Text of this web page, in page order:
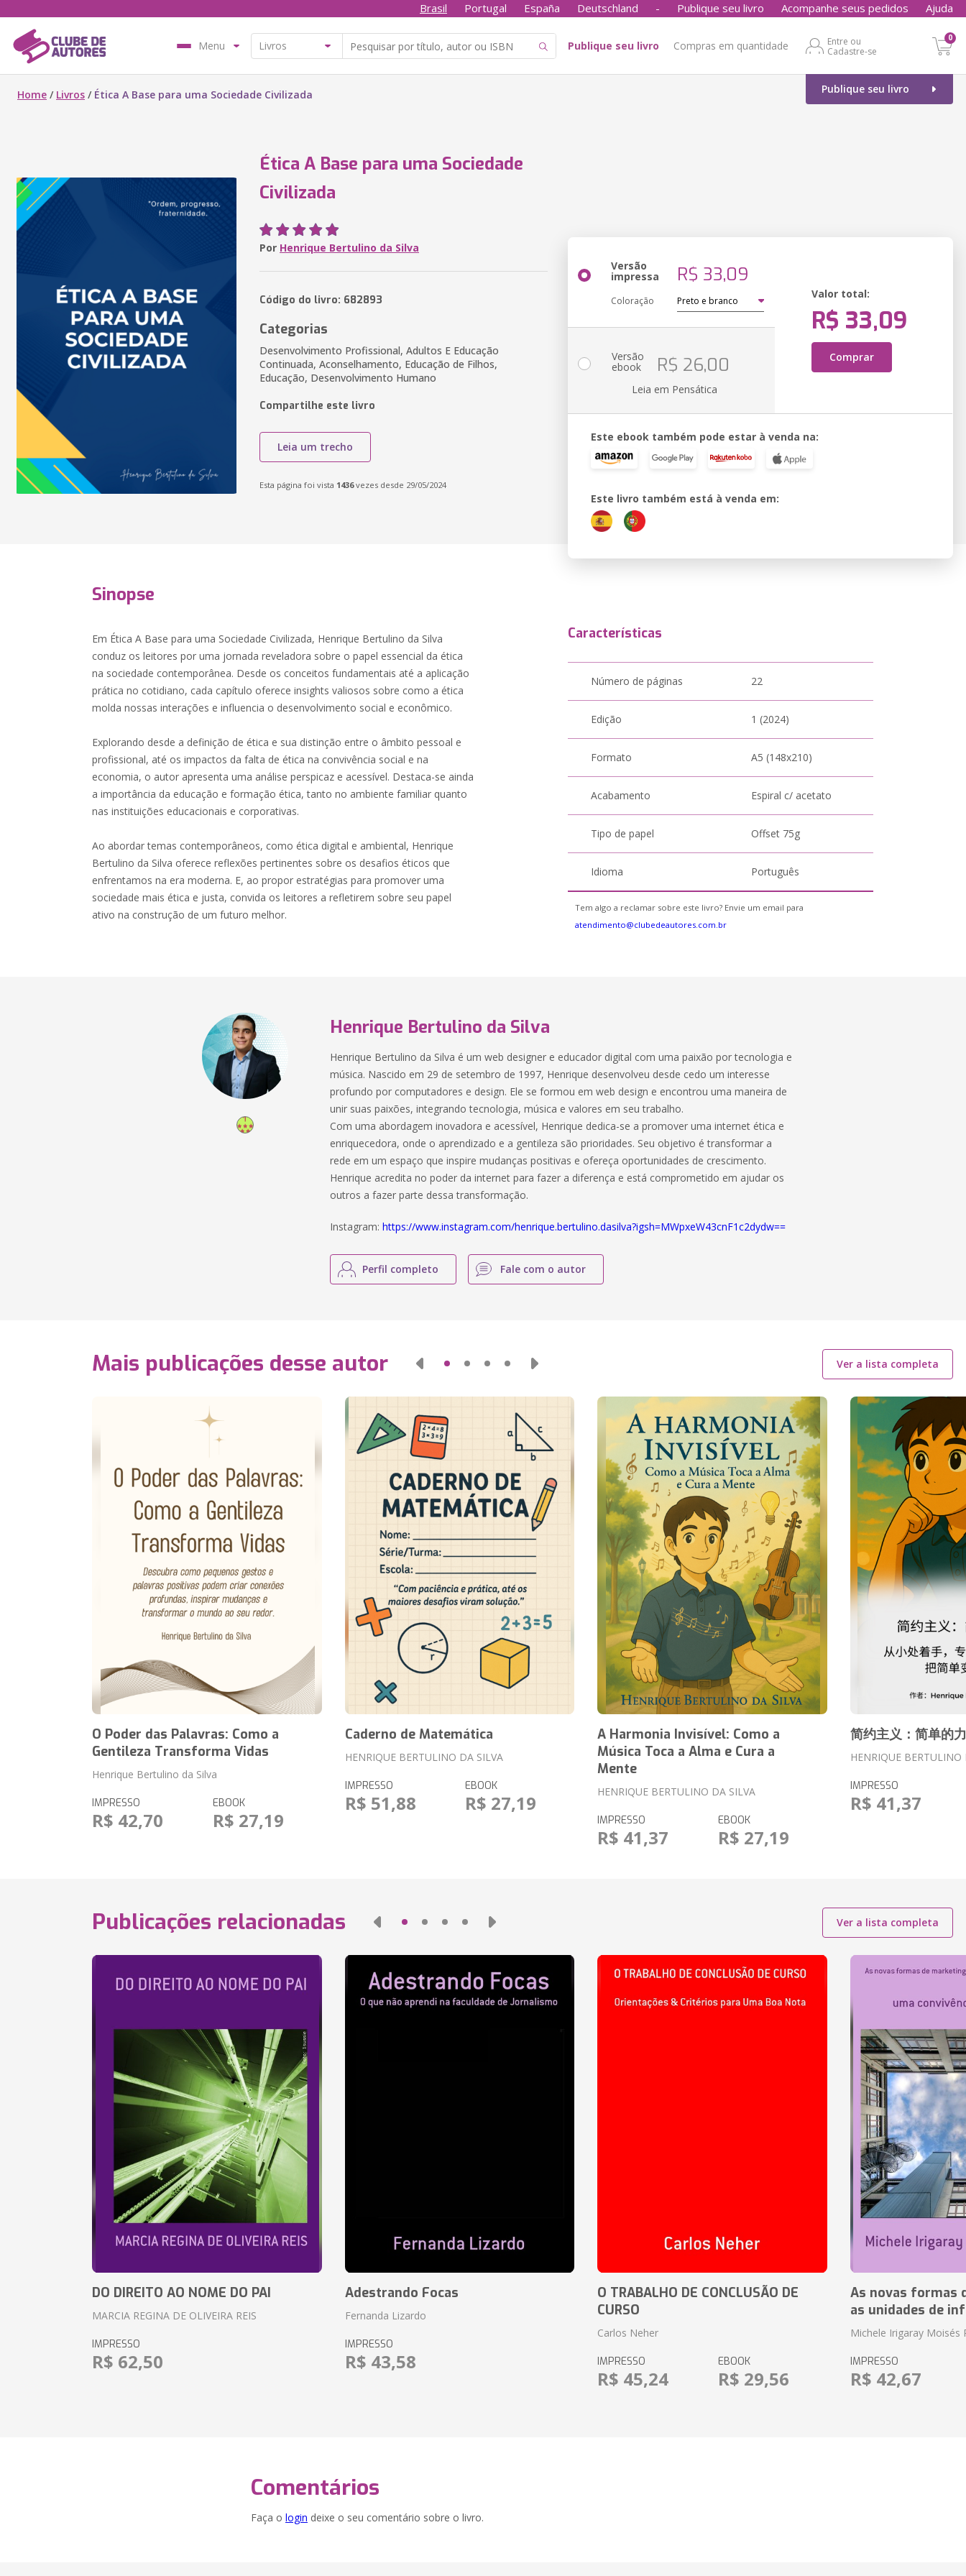
Brasil Portugal España Deutschland - Publique seu livro Acompanhe seus pedidos Ajuda
Menu Publique seu livro Compras em quantidade
Entre ou
Cadastre-se
0
Publique seu livro
Home / Livros / Ética A Base para uma Sociedade Civilizada
Ética A Base para uma Sociedade
Civilizada
Por Henrique Bertulino da Silva
Código do livro: 682893
Categorias
Desenvolvimento Profissional, Adultos E Educação
Continuada, Aconselhamento, Educação de Filhos,
Educação, Desenvolvimento Humano
Compartilhe este livro
Leia um trecho
Esta página foi vista 1436vezes desde 29/05/2024
Versão
impressa R$ 33,09
Coloração
Valor total:
R$ 33,09
Comprar
Versão
ebook R$ 26,00
Leia em Pensática
Este ebook também pode estar à venda na:
Este livro também está à venda em:
Sinopse
Em Ética A Base para uma Sociedade Civilizada, Henrique Bertulino da Silva
conduz os leitores por uma jornada reveladora sobre o papel essencial da ética
na sociedade contemporânea. Desde os conceitos fundamentais até a aplicação
prática no cotidiano, cada capítulo oferece insights valiosos sobre como a ética
molda nossas interações e influencia o desenvolvimento social e econômico.
Explorando desde a definição de ética e sua distinção entre o âmbito pessoal e
profissional, até os impactos da falta de ética na convivência social e na
economia, o autor apresenta uma análise perspicaz e acessível. Destaca-se ainda
a importância da educação e formação ética, tanto no ambiente familiar quanto
nas instituições educacionais e corporativas.
Ao abordar temas contemporâneos, como ética digital e ambiental, Henrique
Bertulino da Silva oferece reflexões pertinentes sobre os desafios éticos que
enfrentamos na era moderna. E, ao propor estratégias para promover uma
sociedade mais ética e justa, convida os leitores a refletirem sobre seu papel
ativo na construção de um futuro melhor.
Características
Número de páginas 22
Edição 1 (2024)
Formato A5 (148x210)
Acabamento Espiral c/ acetato
Tipo de papel Offset 75g
Idioma Português
Tem algo a reclamar sobre este livro? Envie um email para
atendimento@clubedeautores.com.br
Henrique Bertulino da Silva
Henrique Bertulino da Silva é um web designer e educador digital com uma paixão por tecnologia e
música. Nascido em 29 de setembro de 1997, Henrique desenvolveu desde cedo um interesse
profundo por computadores e design. Ele se formou em web design e encontrou uma maneira de
unir suas paixões, integrando tecnologia, música e valores em seu trabalho.
Com uma abordagem inovadora e acessível, Henrique dedica-se a promover uma internet ética e
enriquecedora, onde o aprendizado e a gentileza são prioridades. Seu objetivo é transformar a
rede em um espaço que inspire mudanças positivas e ofereça oportunidades de crescimento.
Henrique acredita no poder da internet para fazer a diferença e está comprometido em ajudar os
outros a fazer parte dessa transformação.
Instagram:https://www.instagram.com/henrique.bertulino.dasilva?igsh=MWpxeW43cnF1c2dydw==
Perfil completo Fale com o autor
Mais publicações desse autor Ver a lista completa
O Poder das Palavras: Como a
Gentileza Transforma Vidas
Henrique Bertulino da Silva
IMPRESSO
R$ 42,70
EBOOK
R$ 27,19
Caderno de Matemática
HENRIQUE BERTULINO DA SILVA
IMPRESSO
R$ 51,88
EBOOK
R$ 27,19
A Harmonia Invisível: Como a
Música Toca a Alma e Cura a
Mente
HENRIQUE BERTULINO DA SILVA
IMPRESSO
R$ 41,37
EBOOK
R$ 27,19
简约主义：简单的
HENRIQUE BERTULINO
IMPRESSO
R$ 41,37
Publicações relacionadas Ver a lista completa
DO DIREITO AO NOME DO PAI
MARCIA REGINA DE OLIVEIRA REIS
IMPRESSO
R$ 62,50
Adestrando Focas
Fernanda Lizardo
IMPRESSO
R$ 43,58
O TRABALHO DE CONCLUSÃO DE
CURSO
Carlos Neher
IMPRESSO
R$ 45,24
EBOOK
R$ 29,56
As novas formas
as unidades de
Michele Irigaray Moisés
IMPRESSO
R$ 42,67
Comentários
Faça o login deixe o seu comentário sobre o livro.